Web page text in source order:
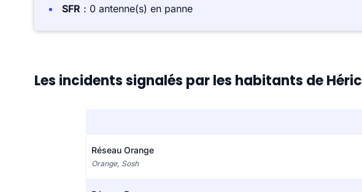
SFR : 0 antenne(s) en panne
Les incidents signalés par les habitants de Héric
Réseau Orange
Orange, Sosh